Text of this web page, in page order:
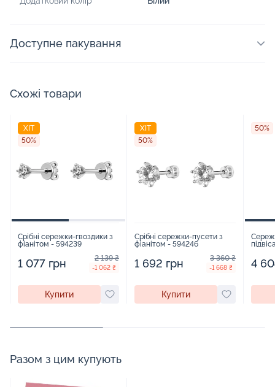
Доступне пакування
Схожі товари
ХІТ
50%
Срібні сережки-гвоздики з
фіанітом - 594239
1 077 грн 2 139 ₴
-1 062 ₴
Купити
ХІТ
50%
Срібні сережки-пусети з
фіанітом - 594246
1 692 грн 3 360 ₴
-1 668 ₴
Купити
50%
4
Разом з цим купують